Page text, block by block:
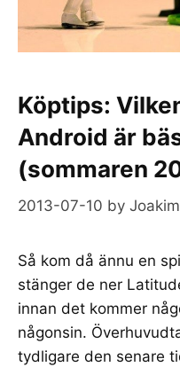
Köptips:
Android är
(sommaren
2013-07-10 by
Så kom då ännu en
stänger de ner
innan det kommer
någonsin.
tydligare den senare